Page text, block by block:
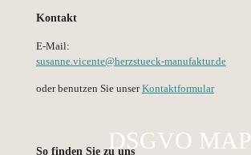
Kontakt
E-Mail:
susanne.vicente@herzstueck-manufaktur.de
oder benutzen Sie unserKontaktformular
So finden Sie zu unsDSGVO MAP